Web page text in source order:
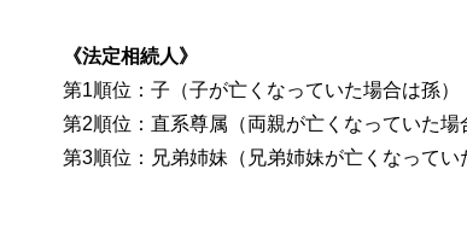
《法定相続人》
第1順位：子（子が亡くなっていた場合は孫）
第2順位：直系尊属（両親が亡くなっていた場
第3順位：兄弟姉妹（兄弟姉妹が亡くなってい